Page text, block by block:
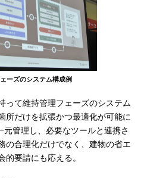
ーズのシステム構成例
て維持管理フェーズのシステム
所だけを拡張かつ最適化が可能に
管理し、必要なツールと連携さ
の合理化だけでなく、建物の省エ
的要請にも応える。